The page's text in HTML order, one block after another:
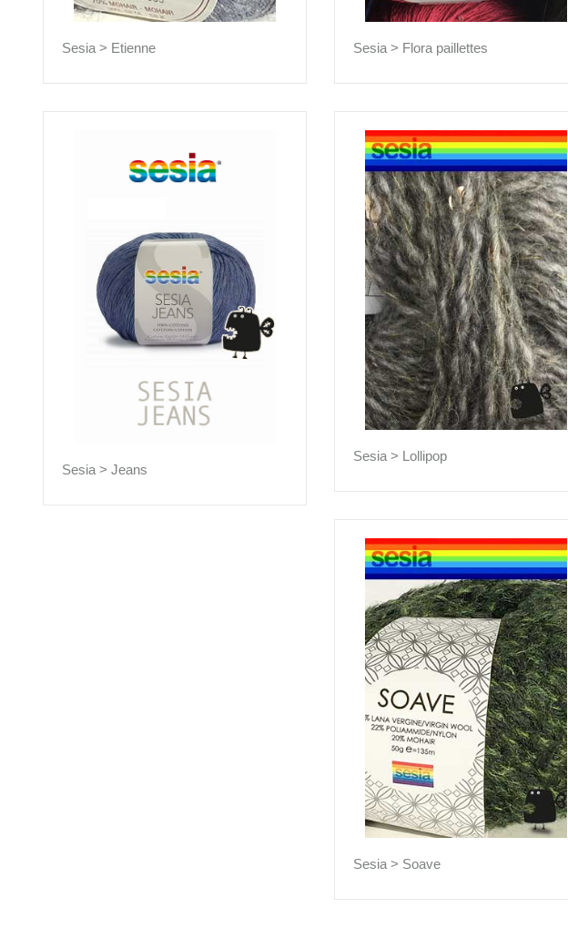
Sesia > Etienne Sesia > Flora paillettes
Sesia > Jeans
Sesia > Lollipop
Sesia > Soave